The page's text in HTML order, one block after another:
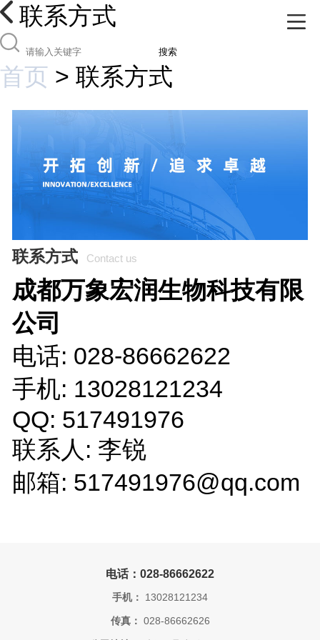
联系方式
搜索
首页 > 联系方式
联系方式 Contact us
成都万象宏润生物科技有限
公司
电话: 028-86662622
手机: 13028121234
QQ: 517491976
联系人: 李锐
邮箱: 517491976@qq.com
电话：028-86662622
手机： 13028121234
传真： 028-86662626